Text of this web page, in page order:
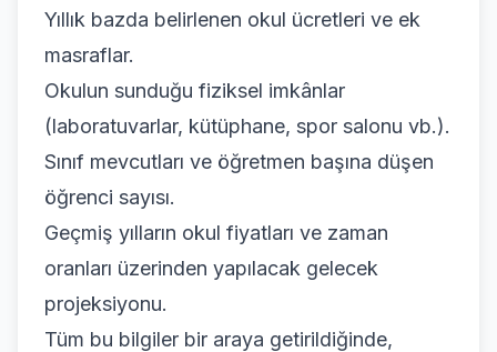
Yıllık bazda belirlenen okul ücretleri ve ek
masraflar.
Okulun sunduğu fiziksel imkânlar
(laboratuvarlar, kütüphane, spor salonu vb.).
Sınıf mevcutları ve öğretmen başına düşen
öğrenci sayısı.
Geçmiş yılların okul fiyatları ve zaman
oranları üzerinden yapılacak gelecek
projeksiyonu.
Tüm bu bilgiler bir araya getirildiğinde,